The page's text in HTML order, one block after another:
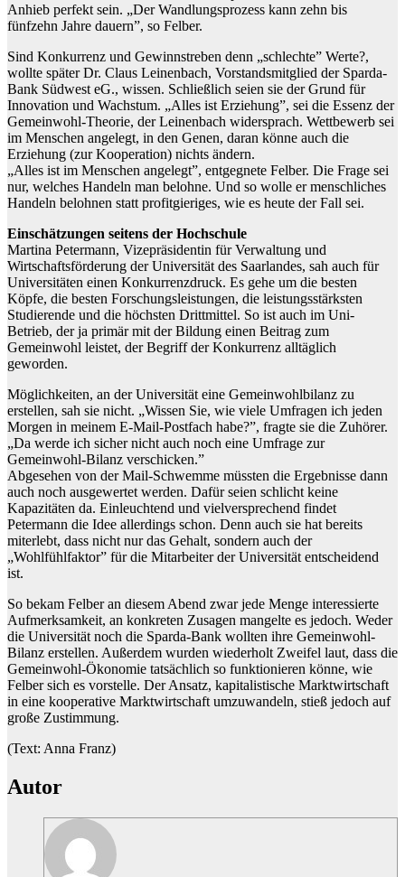
Anhieb perfekt sein. „Der Wandlungsprozess kann zehn bis
fünfzehn Jahre dauern”, so Felber.
Sind Konkurrenz und Gewinnstreben denn „schlechte” Werte?,
wollte später Dr. Claus Leinenbach, Vorstandsmitglied der Sparda-
Bank Südwest eG., wissen. Schließlich seien sie der Grund für
Innovation und Wachstum. „Alles ist Erziehung”, sei die Essenz der
Gemeinwohl-Theorie, der Leinenbach widersprach. Wettbewerb sei
im Menschen angelegt, in den Genen, daran könne auch die
Erziehung (zur Kooperation) nichts ändern.
„Alles ist im Menschen angelegt”, entgegnete Felber. Die Frage sei
nur, welches Handeln man belohne. Und so wolle er menschliches
Handeln belohnen statt profitgieriges, wie es heute der Fall sei.
Einschätzungen seitens der Hochschule
Martina Petermann, Vizepräsidentin für Verwaltung und
Wirtschaftsförderung der Universität des Saarlandes, sah auch für
Universitäten einen Konkurrenzdruck. Es gehe um die besten
Köpfe, die besten Forschungsleistungen, die leistungsstärksten
Studierende und die höchsten Drittmittel. So ist auch im Uni-
Betrieb, der ja primär mit der Bildung einen Beitrag zum
Gemeinwohl leistet, der Begriff der Konkurrenz alltäglich
geworden.
Möglichkeiten, an der Universität eine Gemeinwohlbilanz zu
erstellen, sah sie nicht. „Wissen Sie, wie viele Umfragen ich jeden
Morgen in meinem E-Mail-Postfach habe?”, fragte sie die Zuhörer.
„Da werde ich sicher nicht auch noch eine Umfrage zur
Gemeinwohl-Bilanz verschicken.”
Abgesehen von der Mail-Schwemme müssten die Ergebnisse dann
auch noch ausgewertet werden. Dafür seien schlicht keine
Kapazitäten da. Einleuchtend und vielversprechend findet
Petermann die Idee allerdings schon. Denn auch sie hat bereits
miterlebt, dass nicht nur das Gehalt, sondern auch der
„Wohlfühlfaktor” für die Mitarbeiter der Universität entscheidend
ist.
So bekam Felber an diesem Abend zwar jede Menge interessierte
Aufmerksamkeit, an konkreten Zusagen mangelte es jedoch. Weder
die Universität noch die Sparda-Bank wollten ihre Gemeinwohl-
Bilanz erstellen. Außerdem wurden wiederholt Zweifel laut, dass die
Gemeinwohl-Ökonomie tatsächlich so funktionieren könne, wie
Felber sich es vorstelle. Der Ansatz, kapitalistische Marktwirtschaft
in eine kooperative Marktwirtschaft umzuwandeln, stieß jedoch auf
große Zustimmung.
(Text: Anna Franz)
Autor